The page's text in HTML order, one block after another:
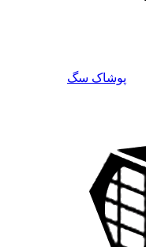
پوشاک سگ